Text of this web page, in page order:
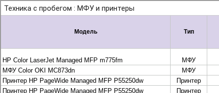
Рассчитать и заказать
Рассчитать и заказать